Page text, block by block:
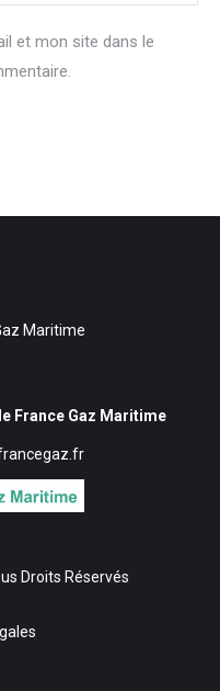
et mon site dans le
Maritime
France Gaz Maritime
Droits Réservés